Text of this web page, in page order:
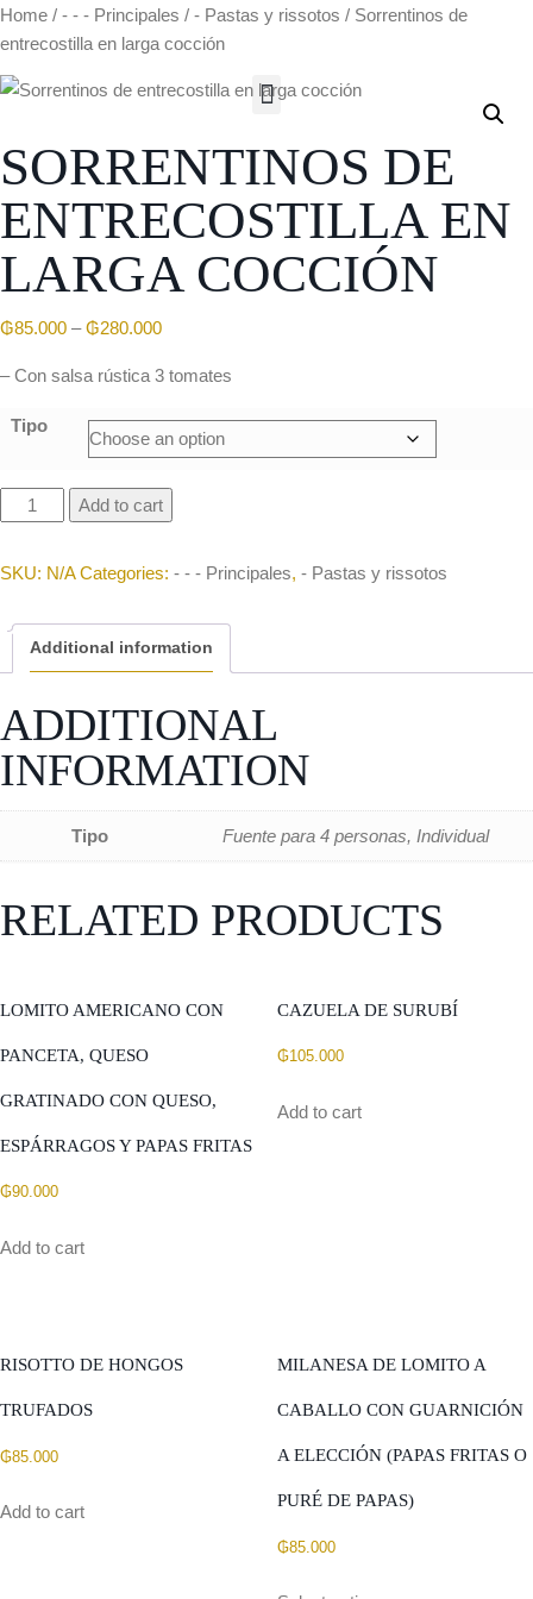
Home / - - - Principales / - Pastas y rissotos / Sorrentinos de
entrecostilla en larga cocción
SORRENTINOS DE
ENTRECOSTILLA EN
LARGA COCCIÓN
₲85.000 –₲280.000
– Con salsa rústica 3 tomates
Tipo
Add to cart
SKU: N/A Categories: - - - Principales, - Pastas y rissotos
Additional information
ADDITIONAL
INFORMATION
Tipo Fuente para 4 personas, Individual
RELATED PRODUCTS
LOMITO AMERICANO CON
PANCETA, QUESO
GRATINADO CON QUESO,
ESPÁRRAGOS Y PAPAS FRITAS
₲90.000
Add to cart
CAZUELA DE SURUBÍ
₲105.000
Add to cart
RISOTTO DE HONGOS
TRUFADOS
₲85.000
Add to cart
MILANESA DE LOMITO A
CABALLO CON GUARNICIÓN
A ELECCIÓN (PAPAS FRITAS O
PURÉ DE PAPAS)
₲85.000